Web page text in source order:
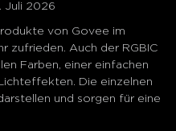
Juli 2026
von Govee im
zufrieden. Auch der RGBIC
Farben, einer einfachen
Die einzelnen
und sorgen für eine